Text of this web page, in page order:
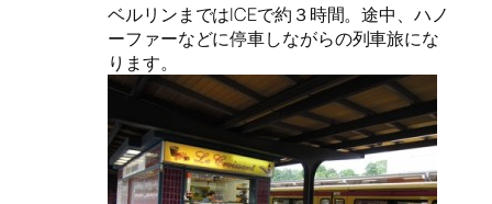
ベルリンまではICEで約３時間。途中、ハノ
ーファーなどに停車しながらの列車旅にな
ります。